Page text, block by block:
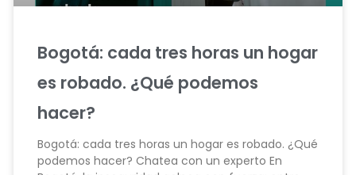
Bogotá: cada tres horas un hogar
es robado. ¿Qué podemos
hacer?
Bogotá: cada tres horas un hogar es robado. ¿Qué
podemos hacer? Chatea con un experto En